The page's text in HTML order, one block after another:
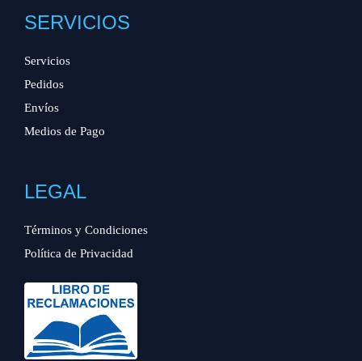
SERVICIOS
Servicios
Pedidos
Envíos
Medios de Pago
LEGAL
Términos y Condiciones
Política de Privacidad